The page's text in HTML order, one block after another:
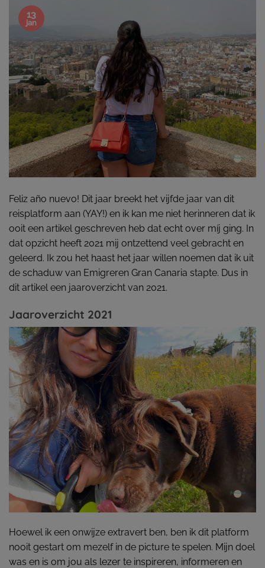
13
jan
Feliz año nuevo! Dit jaar breekt het vijfde jaar van dit
reisplatform aan (YAY!) en ik kan me niet herinneren dat ik
ooit een artikel geschreven heb dat echt over míj ging. In
dat opzicht heeft 2021 mij ontzettend veel gebracht en
geleerd. Ik zou het haast het jaar willen noemen dat ik uit
de schaduw van Emigreren Gran Canaria stapte. Dus in
dit artikel een jaaroverzicht van 2021.
Jaaroverzicht 2021
Hoewel ik een onwijze extravert ben, ben ik dit platform
nooit gestart om mezelf in de picture te spelen. Mijn doel
was en is om jou als lezer te inspireren, informeren en